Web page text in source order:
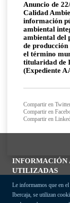
INFORMACIÓN
UTILIZADAS
Le informamos que en
Ibercaja, se utilizan
Anuncio de
Calidad
información
ambiental
ambiental del
de producción
el término
titularidad de
(Expediente
Compartir en
Compartir en
Compartir en